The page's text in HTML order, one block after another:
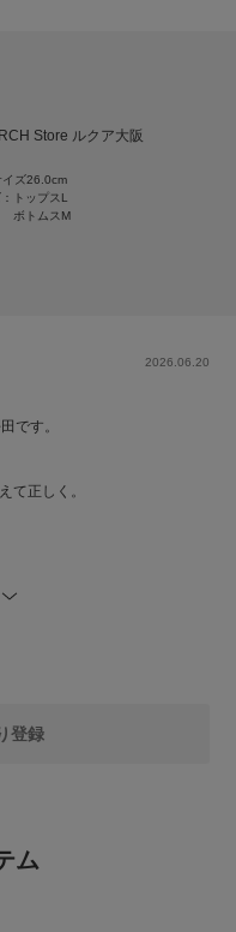
Store ルクア大阪
イズ26.0cm
トップスL
ボトムスM
2026.06.20
です。
て正しく。
登録
ム